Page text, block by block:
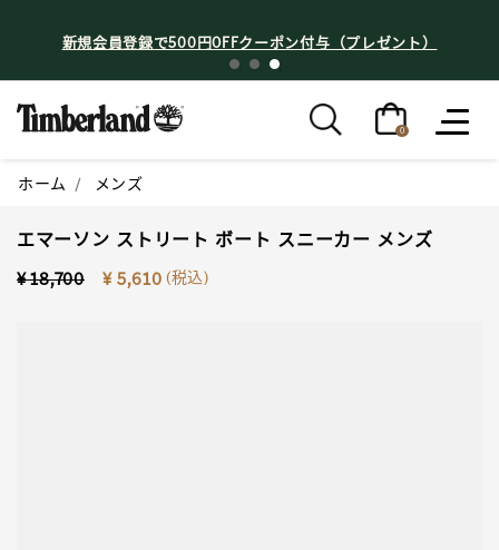
新規会員登録で500円OFFクーポン付与（プレゼント）
0
ホーム メンズ
エマーソン ストリート ボート スニーカー メンズ
Price reduced from
¥ 18,700to ¥ 5,610 (税込)